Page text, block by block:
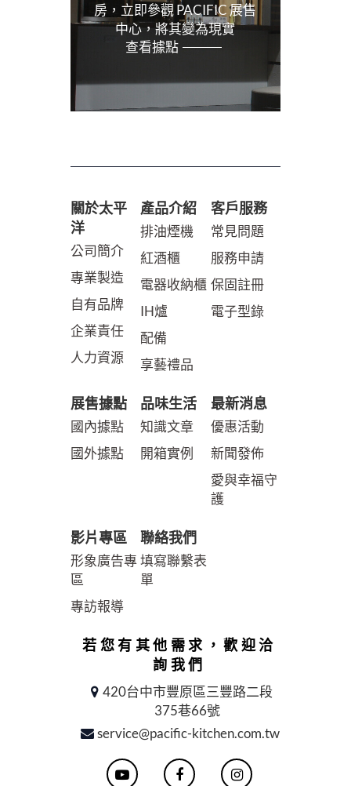
房，立即參觀 PACIFIC 展售
中心，將其變為現實
查看據點
關於太平
洋
公司簡介
專業製造
自有品牌
企業責任
人力資源
產品介紹
排油煙機
紅酒櫃
電器收納櫃
IH爐
配備
享藝禮品
客戶服務
常見問題
服務申請
保固註冊
電子型錄
展售據點
國內據點
國外據點
品味生活
知識文章
開箱實例
最新消息
優惠活動
新聞發佈
愛與幸福守
護
影片專區
形象廣告專
區
專訪報導
聯絡我們
填寫聯繫表
單
若您有其他需求，歡迎洽
詢我們
420台中市豐原區三豐路二段
375巷66號
service@pacific-kitchen.com.tw